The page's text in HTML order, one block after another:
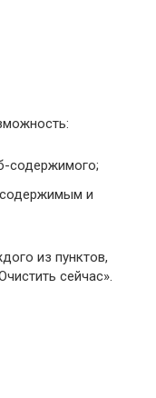
содержимого;
и
из пунктов,
сейчас».